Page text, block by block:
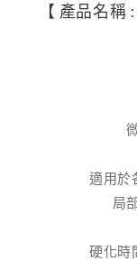
【 產品名稱 :
適用於
局
硬化時